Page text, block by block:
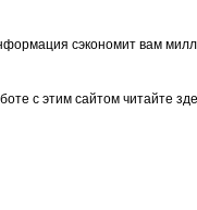
сэкономит вам
с этим сайтом читайте